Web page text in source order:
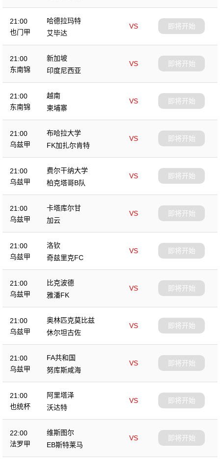
21:00
也门甲
哈德拉玛特
VS
艾毕达
即将开始
21:00
东南锦
新加坡
VS
印度尼西亚
即将开始
21:00
东南锦
越南
VS
柬埔寨
即将开始
21:00
乌兹甲
布哈拉大学
VS
FK加扎尔肯特
即将开始
21:00
乌兹甲
费尔干纳大学
VS
柏克塔哥B队
即将开始
21:00
乌兹甲
卡塔库尔甘
VS
加云
即将开始
21:00
乌兹甲
洛钦
VS
奇兹里克FC
即将开始
21:00
乌兹甲
比克波德
VS
雅潘FK
即将开始
21:00
乌兹甲
奥林匹克莫比兹
VS
休尔坦古佐
即将开始
21:00
乌兹甲
FA共和国
VS
努库斯咸海
即将开始
21:00
也统杯
阿里塔泽
VS
沃达特
即将开始
22:00
法罗甲
维斯图尔
VS
EB斯特莱马
即将开始